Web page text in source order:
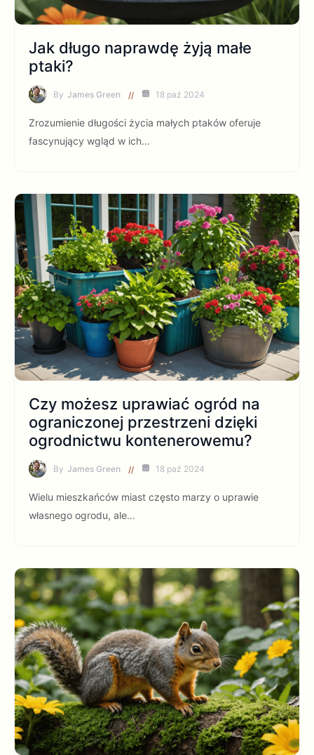
Jak długo naprawdę żyją małe
ptaki?
By James Green 18 paź 2024
Zrozumienie długości życia małych ptaków oferuje
fascynujący wgląd w ich…
Czy możesz uprawiać ogród na
ograniczonej przestrzeni dzięki
ogrodnictwu kontenerowemu?
By James Green 18 paź 2024
Wielu mieszkańców miast często marzy o uprawie
własnego ogrodu, ale…